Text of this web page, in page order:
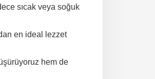
sıcak veya soğuk
en ideal lezzet
hem de